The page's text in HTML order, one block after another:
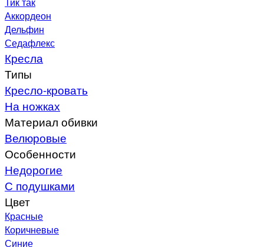
Аккордеон
Дельфин
Седафлекс
Кресла
Типы
Кресло-кровать
На ножках
Материал обивки
Велюровые
Особенности
Недорогие
С подушками
Цвет
Красные
Коричневые
Синие